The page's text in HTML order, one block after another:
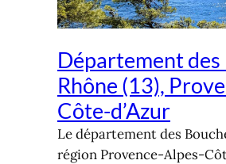
Département
Rhône (13),
Côte-d’Azur
Le département des
région Provence-Alpes-